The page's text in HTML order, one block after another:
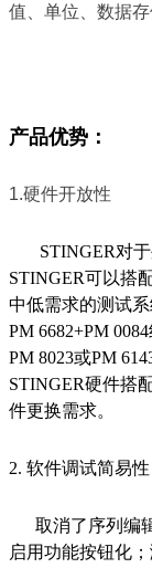
值、单位、数据存
产品优势：
1.硬件开放性
STINGER对
STINGER可以搭
中低需求的测试
PM 6682+PM
PM 8023或PM
STINGER硬件搭
件更换需求。
2. 软件调试简易性
取消了序列编
启用功能按钮化